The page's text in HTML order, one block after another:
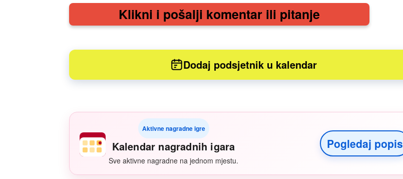
Klikni i pošalji komentar ili pitanje
Dodaj podsjetnik u kalendar
Aktivne nagradne igre
Kalendar nagradnih igara
Sve aktivne nagradne na jednom mjestu.
Pogledaj popis